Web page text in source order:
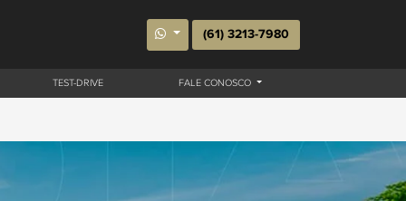
(61) 3213-7980
TEST-DRIVE FALE CONOSCO